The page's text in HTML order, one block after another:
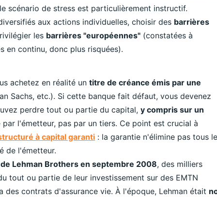
scénario de stress est particulièrement instructif.
aux actions individuelles, choisir des barrières
les barrières "européennes" (constatées à
en continu, donc plus risquées).
achetez en réalité untitre de créance émis par une
Sachs, etc.). Si cette banque fait défaut, vous devenez
perdre tout ou partie du capital,y compris sur un
l'émetteur, pas par un tiers. Ce point est crucial à
à capital garanti : la garantie n'élimine pas tous
de l'émetteur.
Lehman Brothers en septembre 2008, des milliers
tout ou partie de leur investissement sur des EMTN
contrats d'assurance vie. À l'époque, Lehman était